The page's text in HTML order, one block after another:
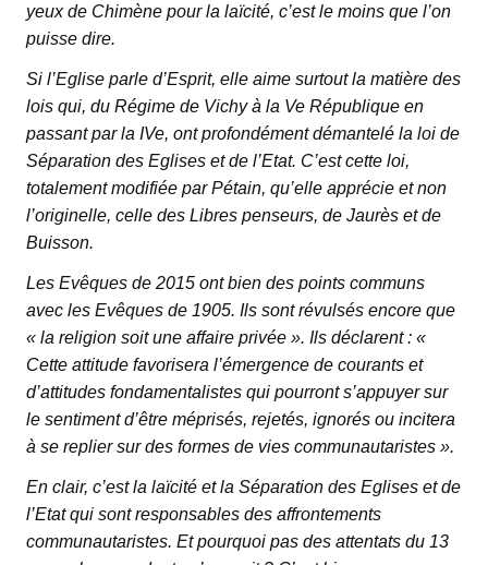
yeux de Chimène pour la laïcité, c’est le moins que l’on
puisse dire.
Si l’Eglise parle d’Esprit, elle aime surtout la matière des
lois qui, du Régime de Vichy à la Ve République en
passant par la IVe, ont profondément démantelé la loi de
Séparation des Eglises et de l’Etat. C’est cette loi,
totalement modifiée par Pétain, qu’elle apprécie et non
l’originelle, celle des Libres penseurs, de Jaurès et de
Buisson.
Les Evêques de 2015 ont bien des points communs
avec les Evêques de 1905. Ils sont révulsés encore que
« la religion soit une affaire privée ». Ils déclarent : «
Cette attitude favorisera l’émergence de courants et
d’attitudes fondamentalistes qui pourront s’appuyer sur
le sentiment d’être méprisés, rejetés, ignorés ou incitera
à se replier sur des formes de vies communautaristes ».
En clair, c’est la laïcité et la Séparation des Eglises et de
l’Etat qui sont responsables des affrontements
communautaristes. Et pourquoi pas des attentats du 13